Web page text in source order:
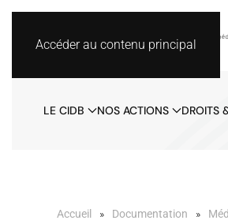
Accéder au contenu principal
LE CIDB NOS ACTIONS DROITS
Accueil Documentation